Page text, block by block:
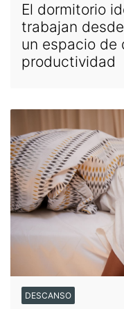
El dormitorio
trabajan
un espacio de
productividad
DESCANSO